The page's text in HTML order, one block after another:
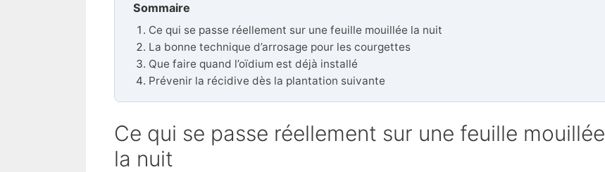
Sommaire
Ce qui se passe réellement sur une feuille mouillée la nuit
La bonne technique d’arrosage pour les courgettes
Que faire quand l’oïdium est déjà installé
Prévenir la récidive dès la plantation suivante
Ce qui se passe réellement sur une feuille mouillée
la nuit